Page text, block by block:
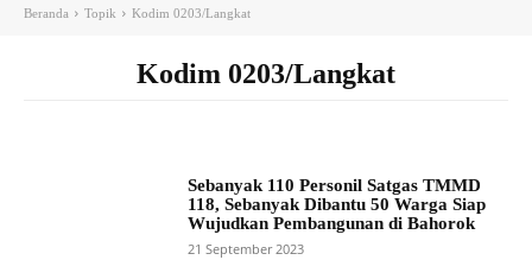
Beranda Topik Kodim 0203/Langkat
Kodim 0203/Langkat
Sebanyak 110 Personil Satgas TMMD
118, Sebanyak Dibantu 50 Warga Siap
Wujudkan Pembangunan di Bahorok
21 September 2023